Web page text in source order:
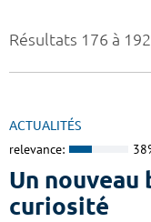
Résultats 176 à
ACTUALITÉS
relevance:
Un
curiosité